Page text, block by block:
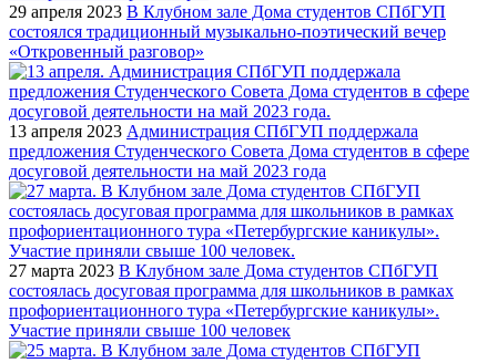
29 апреля 2023 В Клубном зале Дома студентов СПбГУП
состоялся традиционный музыкально-поэтический вечер
«Откровенный разговор»
13 апреля 2023 Администрация СПбГУП поддержала
предложения Студенческого Совета Дома студентов в сфере
досуговой деятельности на май 2023 года
27 марта 2023 В Клубном зале Дома студентов СПбГУП
состоялась досуговая программа для школьников в рамках
профориентационного тура «Петербургские каникулы».
Участие приняли свыше 100 человек